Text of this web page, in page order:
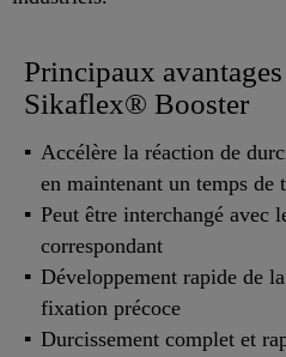
Principaux
Sikaflex® Booster
Accélère la réaction de
en maintenant un temps de
Peut être interchangé avec
correspondant
Développement rapide de
fixation précoce
Durcissement complet et